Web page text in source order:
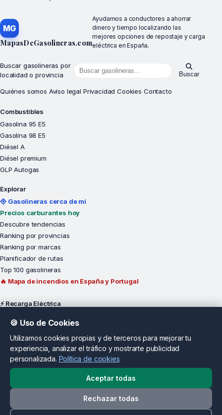
MG
MapasDeGasolineras.com
Ayudamos a conductores a ahorrar
dinero y tiempo localizando las
mejores opciones de repostaje y carga
eléctrica en España.
Buscar gasolineras por
localidad o provincia
Buscar
Quiénes somos Aviso legal Privacidad Cookies Contacto
Combustibles
Gasolina 95 E5
Gasolina 98 E5
Diésel A
Diésel premium
GLP Autogas
Explorar
Gasolineras cerca de mí
Precios carburantes hoy
Descubre tendencias
Ranking por provincias
Ranking por marcas
Planificador de rutas
Top 100 gasolineras
🔥 Mapa de incendios en España y Portugal
⚡ Recarga Eléctrica
Planificador rutas EV
Cargar cerca de mí
Cargadores por provincia
Madrid
Valencia
Málaga
🍪 Uso de Cookies
Utilizamos cookies propias y de terceros para mejorar tu
experiencia, analizar el tráfico y mostrarte publicidad
personalizada. Política de cookies
Aceptar todas
Rechazar todas